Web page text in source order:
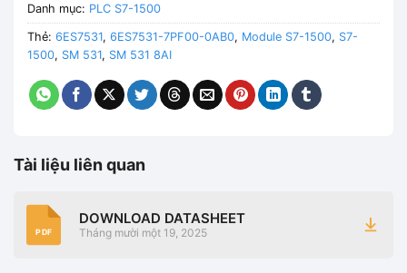
Danh mục: PLC S7-1500
Thẻ: 6ES7531, 6ES7531-7PF00-0AB0, Module S7-1500, S7-
1500, SM 531, SM 531 8AI
Tài liệu liên quan
PDF
DOWNLOAD DATASHEET
Tháng mười một 19, 2025